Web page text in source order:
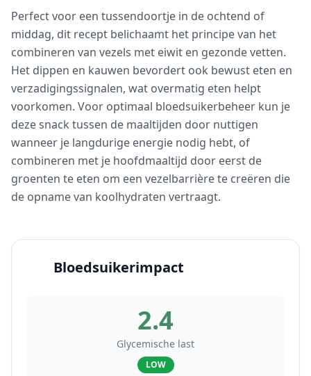
Perfect voor een tussendoortje in de ochtend of
middag, dit recept belichaamt het principe van het
combineren van vezels met eiwit en gezonde vetten.
Het dippen en kauwen bevordert ook bewust eten en
verzadigingssignalen, wat overmatig eten helpt
voorkomen. Voor optimaal bloedsuikerbeheer kun je
deze snack tussen de maaltijden door nuttigen
wanneer je langdurige energie nodig hebt, of
combineren met je hoofdmaaltijd door eerst de
groenten te eten om een vezelbarrière te creëren die
de opname van koolhydraten vertraagt.
Bloedsuikerimpact
2.4
Glycemische last
LOW